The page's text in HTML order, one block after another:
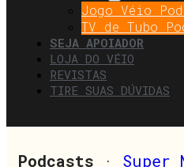
Jogo Véio
TV de Tubo
SEJA APOIADOR
LOJA DO VÉIO
REVISTAS
TIRE SUAS DÚVIDAS
Podcasts · Super